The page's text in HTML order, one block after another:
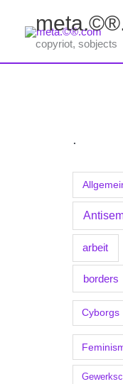
springencopyriot, sobjects
.
arbeit
borders
Cyborgs